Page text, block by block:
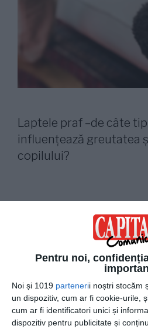
Pentru noi,
Noi și 1019 partenerii noștri stocăm
un dispozitiv, cum ar fi cookie-urile,
cum ar fi identificatori unici și
dispozitiv pentru publicitate și
Laptele praf –de câte
influenţează greutatea
copilului?